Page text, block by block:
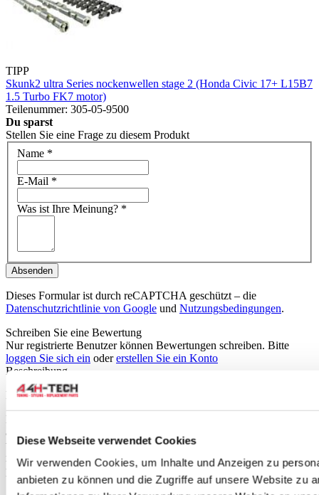
Diese Webseite verwendet Cookies
Wir verwenden Cookies, um Inhalte und Anzeigen zu
anbieten zu können und die Zugriffe auf unsere Website zu
TIPP
Skunk2 ultra Series nockenwellen stage 2 (Honda Civic 17+ L15B7
1.5 Turbo FK7 motor)
Teilenummer: 305-05-9500
Du sparst
Stellen Sie eine Frage zu diesem Produkt
Name *
E-Mail *
Was ist Ihre Meinung? *
Absenden
Dieses Formular ist durch reCAPTCHA geschützt – die
Datenschutzrichtlinie von Google und Nutzungsbedingungen.
Schreiben Sie eine Bewertung
Nur registrierte Benutzer können Bewertungen schreiben. Bitte
loggen Sie sich ein odererstellen Sie ein Konto
Beschreibung
Head Gasket Honda/Acura L15B VTEC turbo gasket.
Multiple Layer Steel (MLS) type of gaskets have increased strength
against vibration and corrosion, and have of multi-layers of steel
with an additional sealing layer. This additional layer is an HR-180
rubber coating for superior sealing. MLS head gaskets are the
proven choice for high-performance engines.